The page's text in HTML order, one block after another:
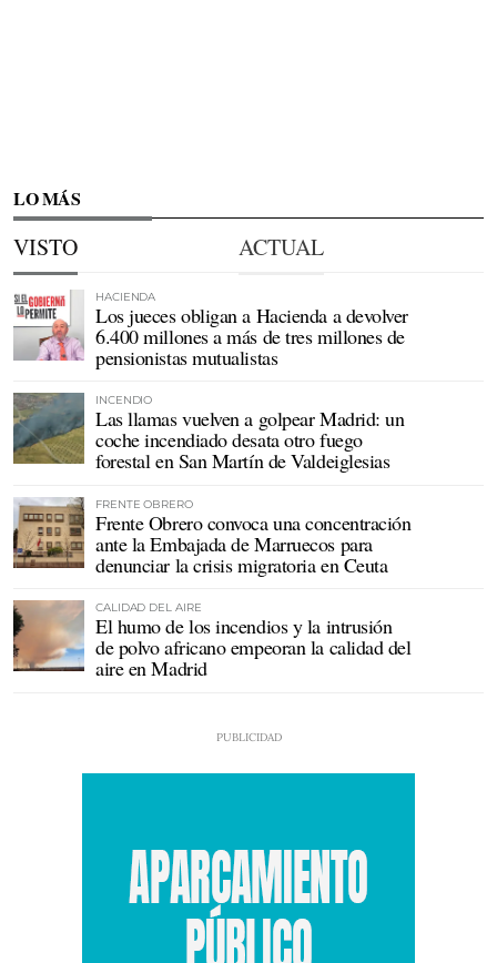
LO MÁS
VISTO ACTUAL
HACIENDA
Los jueces obligan a Hacienda a devolver
6.400 millones a más de tres millones de
pensionistas mutualistas
INCENDIO
Las llamas vuelven a golpear Madrid: un
coche incendiado desata otro fuego
forestal en San Martín de Valdeiglesias
FRENTE OBRERO
Frente Obrero convoca una concentración
ante la Embajada de Marruecos para
denunciar la crisis migratoria en Ceuta
CALIDAD DEL AIRE
El humo de los incendios y la intrusión
de polvo africano empeoran la calidad del
aire en Madrid